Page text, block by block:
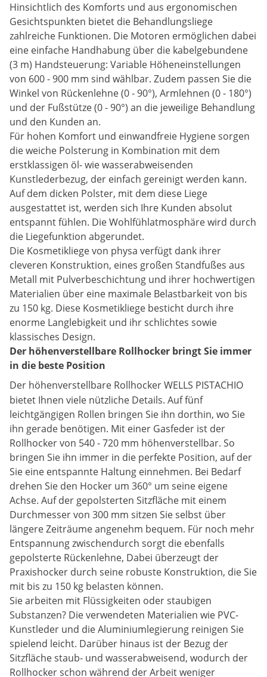
Hinsichtlich des Komforts und aus ergonomischen
Gesichtspunkten bietet die Behandlungsliege
zahlreiche Funktionen. Die Motoren ermöglichen dabei
eine einfache Handhabung über die kabelgebundene
(3 m) Handsteuerung: Variable Höheneinstellungen
von 600 - 900 mm sind wählbar. Zudem passen Sie die
Winkel von Rückenlehne (0 - 90°), Armlehnen (0 - 180°)
und der Fußstütze (0 - 90°) an die jeweilige Behandlung
und den Kunden an.
Für hohen Komfort und einwandfreie Hygiene sorgen
die weiche Polsterung in Kombination mit dem
erstklassigen öl- wie wasserabweisenden
Kunstlederbezug, der einfach gereinigt werden kann.
Auf dem dicken Polster, mit dem diese Liege
ausgestattet ist, werden sich Ihre Kunden absolut
entspannt fühlen. Die Wohlfühlatmosphäre wird durch
die Liegefunktion abgerundet.
Die Kosmetikliege von physa verfügt dank ihrer
cleveren Konstruktion, eines großen Standfußes aus
Metall mit Pulverbeschichtung und ihrer hochwertigen
Materialien über eine maximale Belastbarkeit von bis
zu 150 kg. Diese Kosmetikliege besticht durch ihre
enorme Langlebigkeit und ihr schlichtes sowie
klassisches Design.
Der höhenverstellbare Rollhocker bringt Sie immer
in die beste Position
Der höhenverstellbare Rollhocker WELLS PISTACHIO
bietet Ihnen viele nützliche Details. Auf fünf
leichtgängigen Rollen bringen Sie ihn dorthin, wo Sie
ihn gerade benötigen. Mit einer Gasfeder ist der
Rollhocker von 540 - 720 mm höhenverstellbar. So
bringen Sie ihn immer in die perfekte Position, auf der
Sie eine entspannte Haltung einnehmen. Bei Bedarf
drehen Sie den Hocker um 360° um seine eigene
Achse. Auf der gepolsterten Sitzfläche mit einem
Durchmesser von 300 mm sitzen Sie selbst über
längere Zeiträume angenehm bequem. Für noch mehr
Entspannung zwischendurch sorgt die ebenfalls
gepolsterte Rückenlehne, Dabei überzeugt der
Praxishocker durch seine robuste Konstruktion, die Sie
mit bis zu 150 kg belasten können.
Sie arbeiten mit Flüssigkeiten oder staubigen
Substanzen? Die verwendeten Materialien wie PVC-
Kunstleder und die Aluminiumlegierung reinigen Sie
spielend leicht. Darüber hinaus ist der Bezug der
Sitzfläche staub- und wasserabweisend, wodurch der
Rollhocker schon während der Arbeit weniger